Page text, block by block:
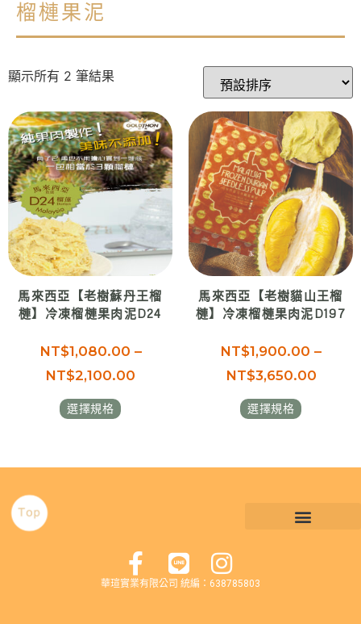
榴槤果泥
顯示所有 2 筆結果
馬來西亞【老樹蘇丹王榴
槤】冷凍榴槤果肉泥D24
NT$1,080.00 –
NT$2,100.00
選擇規格
馬來西亞【老樹貓山王榴
槤】冷凍榴槤果肉泥D197
NT$1,900.00 –
NT$3,650.00
選擇規格
華瑄實業有限公司 統編：638785803